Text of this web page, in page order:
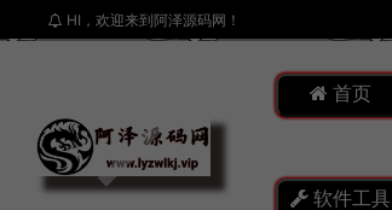
HI，欢迎来到阿泽源码网！
首页
软件工具